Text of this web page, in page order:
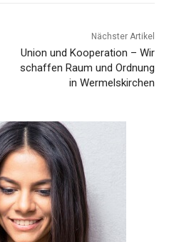
Nächster Artikel
Union und Kooperation – Wir
schaffen Raum und Ordnung
in Wermelskirchen